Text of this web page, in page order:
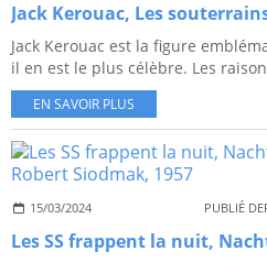
Jack Kerouac est la figure
il en est le plus célèbre. Les
EN SAVOIR PLUS
15/03/2024 PUBLIÉ